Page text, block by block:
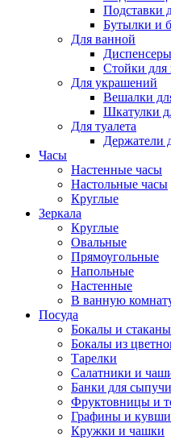
Подставки
Бутылки и
Для ванной
Стойки для
Для украшений
Вешалки
Шкатулки
Для туалета
Держатели
Часы
Настенные часы
Настольные часы
Круглые
Зеркала
Круглые
Овальные
Прямоугольные
Напольные
Настенные
В ванную
Посуда
Бокалы и стаканы
Бокалы из
Тарелки
Салатники и
Банки для
Фруктовницы и
Графины и
Кружки и чашки